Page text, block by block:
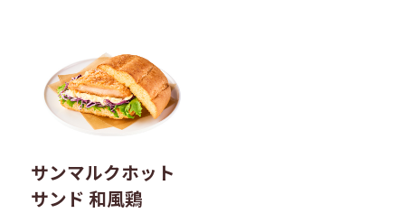
サンマルクホット
サンド 和風鶏